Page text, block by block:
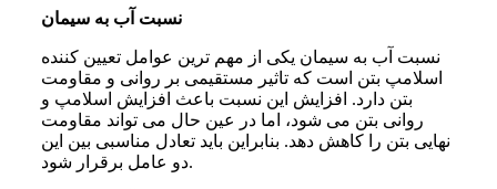
نسبت آب به سیمان
نسبت آب به سیمان یکی از مهم ترین عوامل تعیین کننده
اسلامپ بتن است که تاثیر مستقیمی بر روانی و مقاومت
بتن دارد. افزایش این نسبت باعث افزایش اسلامپ و
روانی بتن می شود، اما در عین حال می تواند مقاومت
نهایی بتن را کاهش دهد. بنابراین باید تعادل مناسبی بین این
دو عامل برقرار شود.